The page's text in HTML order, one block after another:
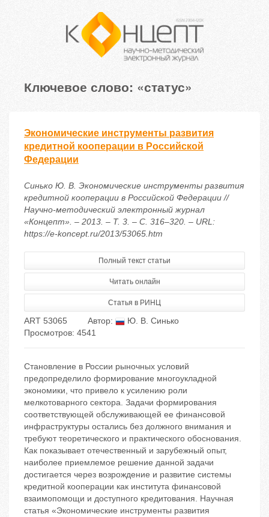
Ключевое слово: «статус»
Экономические инструменты развития
кредитной кооперации в Российской
Федерации
Синько Ю. В. Экономические инструменты развития
кредитной кооперации в Российской Федерации //
Научно-методический электронный журнал
«Концепт». – 2013. – Т. 3. – С. 316–320. – URL:
https://e-koncept.ru/2013/53065.htm
Полный текст статьи
Читать онлайн
Статья в РИНЦ
ART 53065 Автор:
Ю. В. Синько
Просмотров: 4541
Становление в России рыночных условий
предопределило формирование многоукладной
экономики, что привело к усилению роли
мелкотоварного сектора. Задачи формирования
соответствующей обслуживающей ее финансовой
инфраструктуры остались без должного внимания и
требуют теоретического и практического обоснования.
Как показывает отечественный и зарубежный опыт,
наиболее приемлемое решение данной задачи
достигается через возрождение и развитие системы
кредитной кооперации как института финансовой
взаимопомощи и доступного кредитования. Научная
статья «Экономические инструменты развития